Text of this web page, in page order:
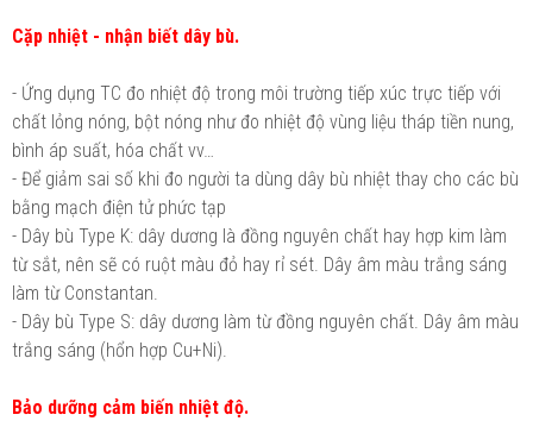
Cặp nhiệt - nhận biết dây bù.
- Ứng dụng TC đo nhiệt độ trong môi trường tiếp xúc trực tiếp với
chất lỏng nóng, bột nóng như đo nhiệt độ vùng liệu tháp tiền nung,
bình áp suất, hóa chất vv…
- Để giảm sai số khi đo người ta dùng dây bù nhiệt thay cho các bù
bằng mạch điện tử phức tạp
- Dây bù Type K: dây dương là đồng nguyên chất hay hợp kim làm
từ sắt, nên sẽ có ruột màu đỏ hay rỉ sét. Dây âm màu trắng sáng
làm từ Constantan.
- Dây bù Type S: dây dương làm từ đồng nguyên chất. Dây âm màu
trắng sáng (hổn hợp Cu+Ni).
Bảo dưỡng cảm biến nhiệt độ.